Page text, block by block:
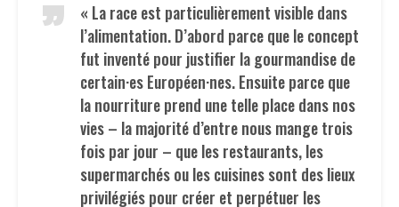
« La race est particulièrement visible dans
l’alimentation. D’abord parce que le concept
fut inventé pour justifier la gourmandise de
certain·es Européen·nes. Ensuite parce que
la nourriture prend une telle place dans nos
vies – la majorité d’entre nous mange trois
fois par jour – que les restaurants, les
supermarchés ou les cuisines sont des lieux
privilégiés pour créer et perpétuer les